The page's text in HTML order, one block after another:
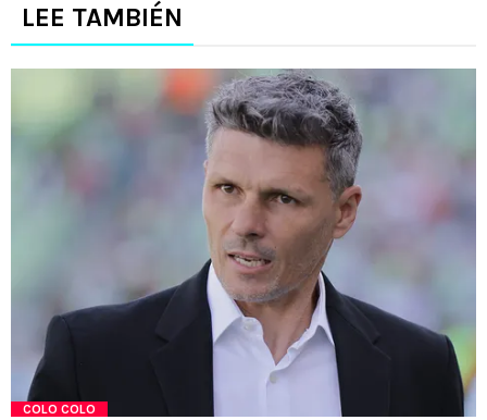
LEE TAMBIÉN
COLO COLO